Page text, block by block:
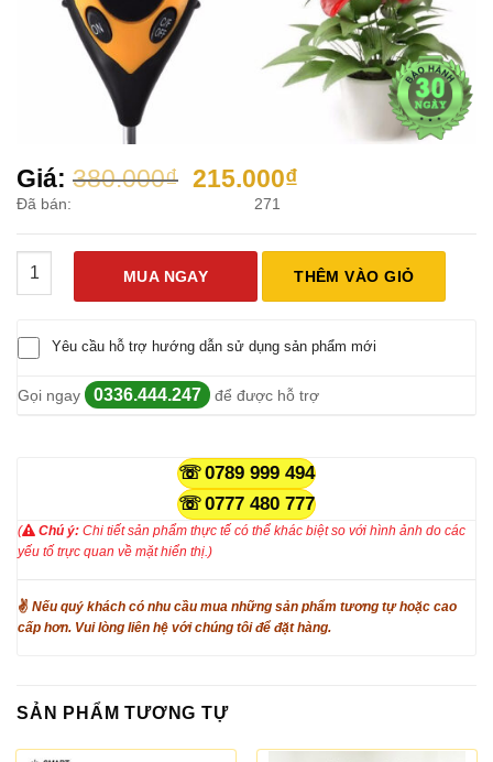
Giá: 380.000₫ Giá
là:
380.000₫.
215.000₫Giá
tại
là:
215.000₫.
Đã bán: 271
Máy Đo Độ Ẩm Đất, Độ PH, Đo Ánh Sáng, Nhiệt Độ 4 Trong 1
MUA NGAY
THÊM VÀO GIỎ
Yêu cầu hỗ trợ hướng dẫn sử dụng sản phẩm mới
Gọi ngay 0336.444.247 để được hỗ trợ
0789 999 494
0777 480 777
( Chú ý: Chi tiết sản phẩm thực tế có thể khác biệt so với hình ảnh do các
yếu tố trực quan về mặt hiển thị.)
✌ Nếu quý khách có nhu cầu mua những sản phẩm tương tự hoặc cao
cấp hơn. Vui lòng liên hệ với chúng tôi để đặt hàng.
SẢN PHẨM TƯƠNG TỰ